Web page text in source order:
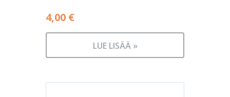
4,00 €
LUE LISÄÄ »